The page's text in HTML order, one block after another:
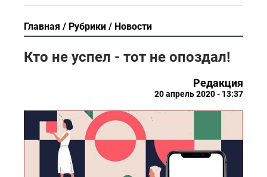
Главная Рубрики Новости
Кто не успел - тот не опоздал!
Редакция
20 апрель 2020 - 13:37